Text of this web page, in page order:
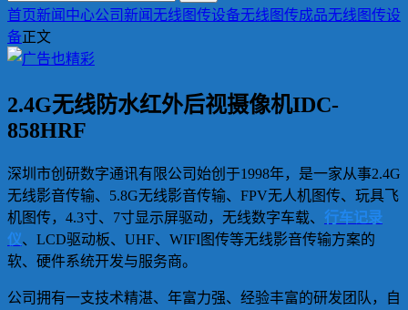
首页新闻中心公司新闻 无线图传设备无线图传成品无线图传设
备正文
2.4G无线防水红外后视摄像机IDC-
858HRF
深圳市创研数字通讯有限公司始创于1998年，是一家从事2.4G
无线影音传输、5.8G无线影音传输、FPV无人机图传、玩具飞
机图传，4.3寸、7寸显示屏驱动，无线数字车载、 行车记录
仪、LCD驱动板、UHF、WIFI图传等无线影音传输方案的
软、硬件系统开发与服务商。
公司拥有一支技术精湛、年富力强、经验丰富的研发团队，自